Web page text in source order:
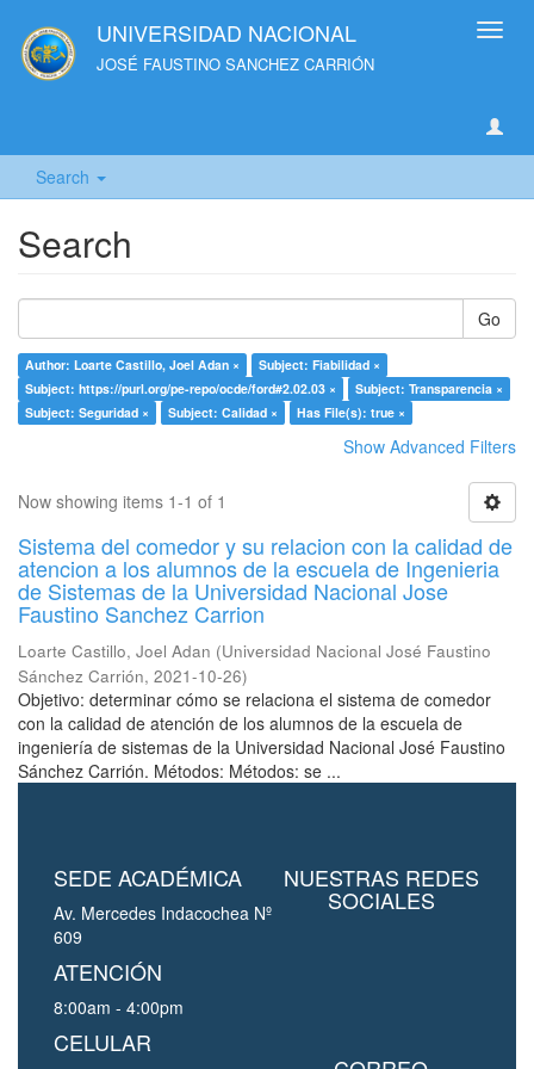
UNIVERSIDAD NACIONAL
JOSÉ FAUSTINO SANCHEZ CARRIÓN
Search
Search
Go
Author: Loarte Castillo, Joel Adan ×
Subject: Fiabilidad ×
Subject: https://purl.org/pe-repo/ocde/ford#2.02.03 ×
Subject: Transparencia ×
Subject: Seguridad ×
Subject: Calidad × Has File(s): true ×
Show Advanced Filters
Now showing items 1-1 of 1
Sistema del comedor y su relacion con la calidad de
atencion a los alumnos de la escuela de Ingenieria
de Sistemas de la Universidad Nacional Jose
Faustino Sanchez Carrion
Loarte Castillo, Joel Adan (Universidad Nacional José Faustino
Sánchez Carrión, 2021-10-26)
Objetivo: determinar cómo se relaciona el sistema de comedor
con la calidad de atención de los alumnos de la escuela de
ingeniería de sistemas de la Universidad Nacional José Faustino
Sánchez Carrión. Métodos: Métodos: se ...
SEDE ACADÉMICA
Av. Mercedes Indacochea Nº
609
ATENCIÓN
8:00am - 4:00pm
CELULAR
NUESTRAS REDES
SOCIALES